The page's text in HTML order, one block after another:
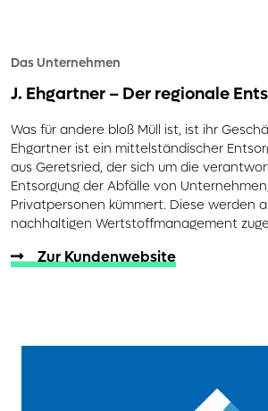
Das Unternehmen
J. Ehgartner – Der regionale
Was für andere bloß Müll ist, ist ihr
Ehgartner ist ein mittelständischer
aus Geretsried, der sich um die
Entsorgung der Abfälle von
Privatpersonen kümmert. Diese werden
nachhaltigen Wertstoffmanagement
Zur Kundenwebsite